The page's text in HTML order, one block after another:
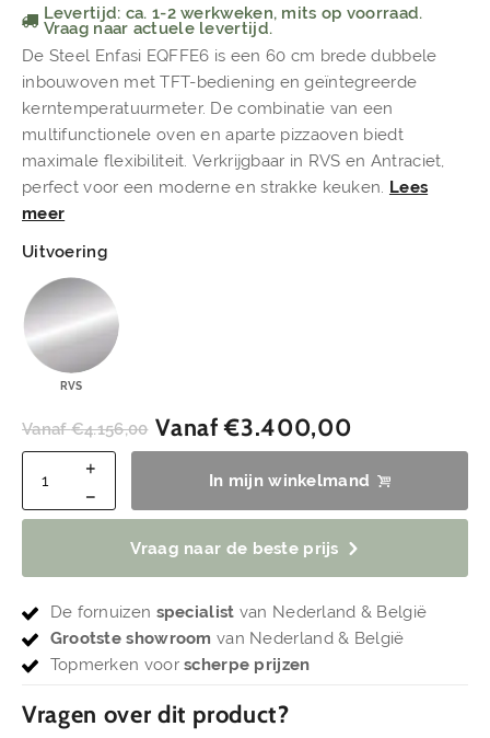
Levertijd: ca. 1-2 werkweken, mits op voorraad.
Vraag naar actuele levertijd.
De Steel Enfasi EQFFE6 is een 60 cm brede dubbele
inbouwoven met TFT-bediening en geïntegreerde
kerntemperatuurmeter. De combinatie van een
multifunctionele oven en aparte pizzaoven biedt
maximale flexibiliteit. Verkrijgbaar in RVS en Antraciet,
perfect voor een moderne en strakke keuken. Lees
meer
Uitvoering
RVS
Vanaf€4.156,00 Vanaf€3.400,00
In mijn winkelmand
Vraag naar de beste prijs
De fornuizen specialist van Nederland & België
Grootste showroom van Nederland & België
Topmerken voorscherpe prijzen
Vragen over dit product?